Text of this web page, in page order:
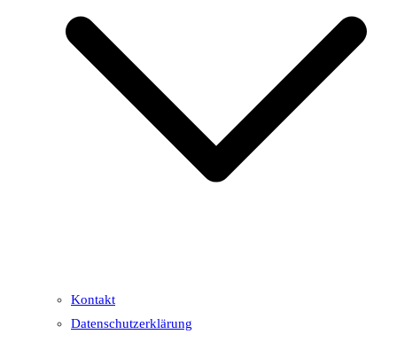
Kontakt
Datenschutzerklärung